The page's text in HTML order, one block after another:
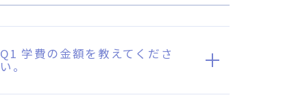
Q1 学費の金額を教えてくださ
い。